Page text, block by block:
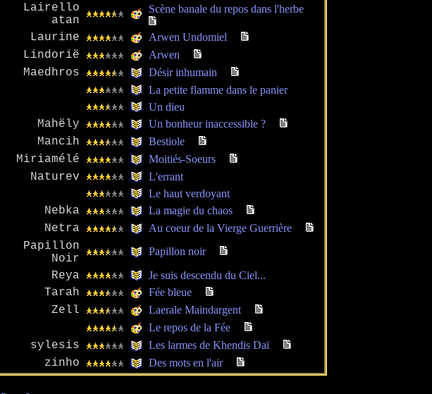
Lairello
atan
Scène banale du repos dans l'herbe
Laurine Arwen Undomiel
Lindorië Arwen
Maedhros
Désir inhumain
La petite flamme dans le panier
Un dieu
Mahëly Un bonheur inaccessible ?
Mancih Bestiole
Miriamélé Moitiés-Soeurs
Naturev
L'errant
Le haut verdoyant
Nebka La magie du chaos
Netra Au coeur de la Vierge Guerrière
Papillon
Noir
Papillon noir
Reya Je suis descendu du Ciel...
Tarah Fée bleue
Zell
Laerale Maindargent
Le repos de la Fée
sylesis Les larmes de Khendis Daï
zinho Des mots en l'air